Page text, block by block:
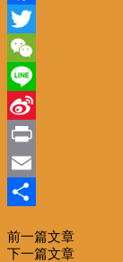
Facebook
Twitter
WeChat
Line
Sina
Weibo
Print
Email
享
前一篇文章
下一篇文章